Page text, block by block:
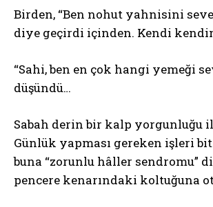
Birden, “Ben nohut yahnisini
diye geçirdi içinden. Kendi
“Sahi, ben en çok hangi yemeği
düşündü…
Sabah derin bir kalp yorgunluğu
Günlük yapması gereken işleri
buna “zorunlu hâller sendromu”
pencere kenarındaki koltuğuna